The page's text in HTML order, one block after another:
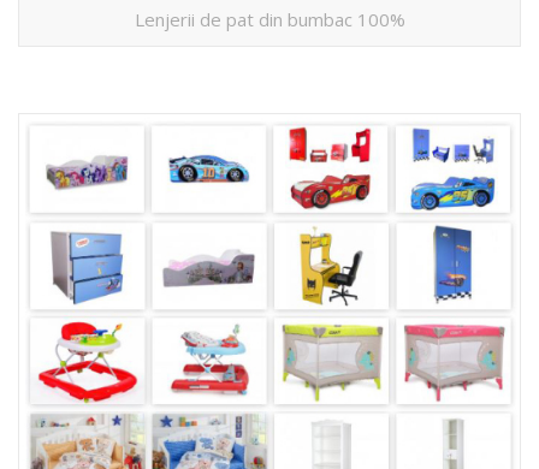
Lenjerii de pat din bumbac 100%